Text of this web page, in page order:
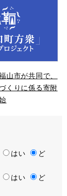
山市が共同で、
くりに係る寄附
はい
ど
はい
ど